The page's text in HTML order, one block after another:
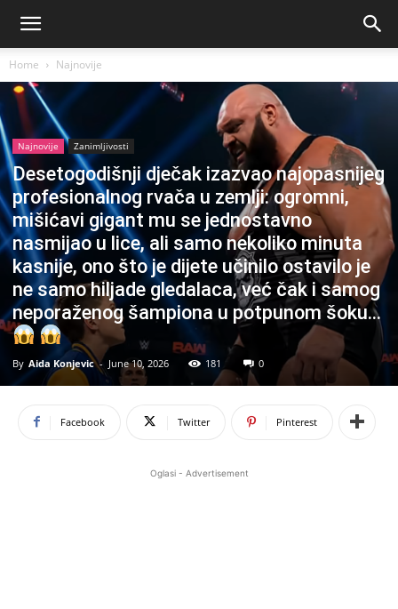
Home Najnovije
Najnovije Zanimljivosti
Desetogodišnji dječak izazvao najopasnijeg
profesionalnog rvača u zemlji: ogromni,
mišićavi gigant mu se jednostavno
nasmijao u lice, ali samo nekoliko minuta
kasnije, ono što je dijete učinilo ostavilo je
ne samo hiljade gledalaca, već čak i samog
neporaženog šampiona u potpunom šoku…
By Aida Konjevic - June 10, 2026 181 0
Facebook Twitter Pinterest
Oglasi - Advertisement